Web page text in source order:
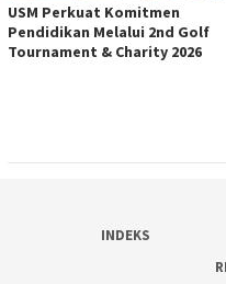
USM Perkuat Komitmen
Pendidikan Melalui 2nd Golf
Tournament & Charity 2026
INDEKS